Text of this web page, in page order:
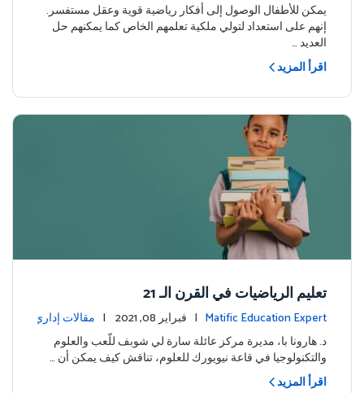
يمكن للأطفال الوصول إلى أفكار رياضية قوية وعقل مستفسر.
إنهم على استعداد لتولي ملكية تعلمهم الخاص كما يمكنهم حل
العديد …
اقرأ المزيد
تعليم الرياضيات في القرن الـ 21
Matific Education Expert | فبراير 08, 2021 | مقالات إداري
د. هارونا با، مديرة مركز عائلة سارة لي شوبف للّعب والعلوم
والتكنولوجيا في قاعة نيويورك للعلوم، تناقش كيف يمكن أن …
اقرأ المزيد